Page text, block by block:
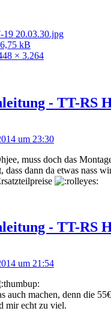
19 20.03.30.jpg
kB
× 3.264
- TT-RS
um 23:30
muss doch das
dass dann da etwas nass
- TT-RS
um 21:54
auch machen, denn die
mir echt zu viel.